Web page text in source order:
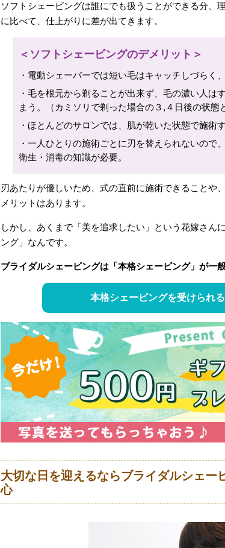
ソフトシェービングは誰にでも扱うことができる分、
に比べて、仕上がりに差が出てきます。
＜ソフトシェービングのデメリット＞
・電動シェーバーでは短い毛はキャッチしづらく
・毛を根元から剃ることが出来ず、毛の濃い人は
まう。（カミソリで剃った場合の３,４日後の状態
・ほとんどのサロンでは、肌が乾いた状態で施術
・一人ひとりの施術ごとに刃を替えられないので
衛生・消毒の知識が必要。
刃あたりが優しいため、式の直前に施術できることや
メリットはあります。
しかし、あくまで「美を追求したい」という花嫁さん
ング」なんです。
ブライダルシェービングは「本格シェービング」が一
本格シェービングを受けられ
大切な日を迎えるならブライダルシェー
心